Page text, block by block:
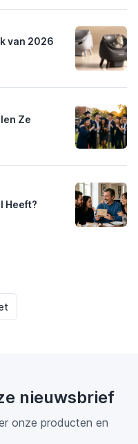
van 2026
Ze
Heeft?
nieuwsbrief
onze producten en